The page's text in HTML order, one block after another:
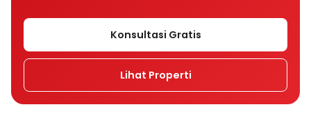
Konsultasi Gratis
Lihat Properti